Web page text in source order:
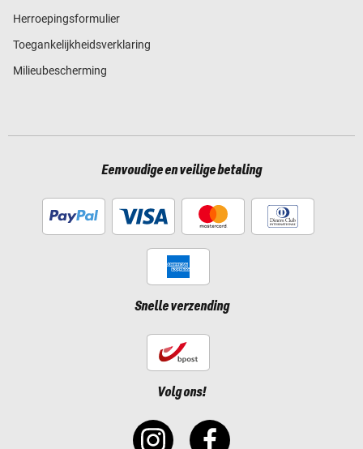
Herroepingsformulier
Toegankelijkheidsverklaring
Milieubescherming
Eenvoudige en veilige betaling
Snelle verzending
Volg ons!